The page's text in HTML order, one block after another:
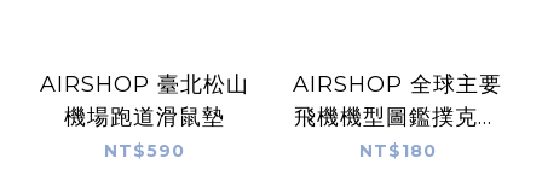
AIRSHOP 臺北松山
機場跑道滑鼠墊
NT$590
AIRSHOP 全球主要
飛機機型圖鑑撲克牌
購買就送貼紙組
NT$180